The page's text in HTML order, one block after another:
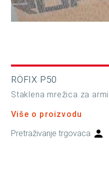
RÖFIX P50
Staklena mrežica za
Više o proizvodu
Pretraživanje trgovaca